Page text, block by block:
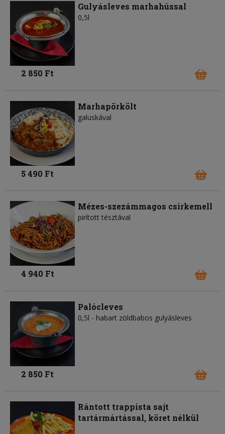
Gulyásleves marhahússal
0,5l
2 850 Ft
Marhapörkölt
galuskával
5 490 Ft
Mézes-szezámmagos csirkemell
pirított tésztával
4 940 Ft
Palócleves
0,5l - habart zöldbabos gulyásleves
2 850 Ft
Rántott trappista sajt
tartármártással, köret nélkül